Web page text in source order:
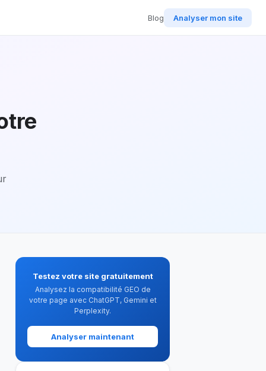
Blog Analyser mon site
Testez votre site gratuitement
Analysez la compatibilité GEO de
votre page avec ChatGPT, Gemini et
Perplexity.
Analyser maintenant